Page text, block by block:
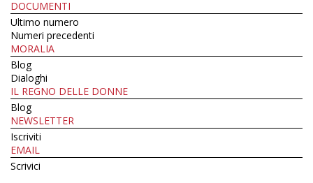
DOCUMENTI
Ultimo numero
Numeri precedenti
MORALIA
Blog
Dialoghi
IL REGNO DELLE DONNE
Blog
NEWSLETTER
Iscriviti
EMAIL
Scrivici